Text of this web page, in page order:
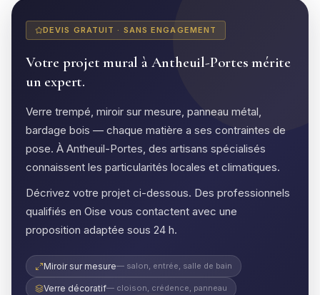
DEVIS GRATUIT · SANS ENGAGEMENT
Votre projet mural à Antheuil-Portes mérite
un expert.
Verre trempé, miroir sur mesure, panneau métal,
bardage bois — chaque matière a ses contraintes de
pose. À Antheuil-Portes, des artisans spécialisés
connaissent les particularités locales et climatiques.
Décrivez votre projet ci-dessous. Des professionnels
qualifiés en Oise vous contactent avec une
proposition adaptée sous 24 h.
Miroir sur mesure— salon, entrée, salle de bain
Verre décoratif— cloison, crédence, panneau